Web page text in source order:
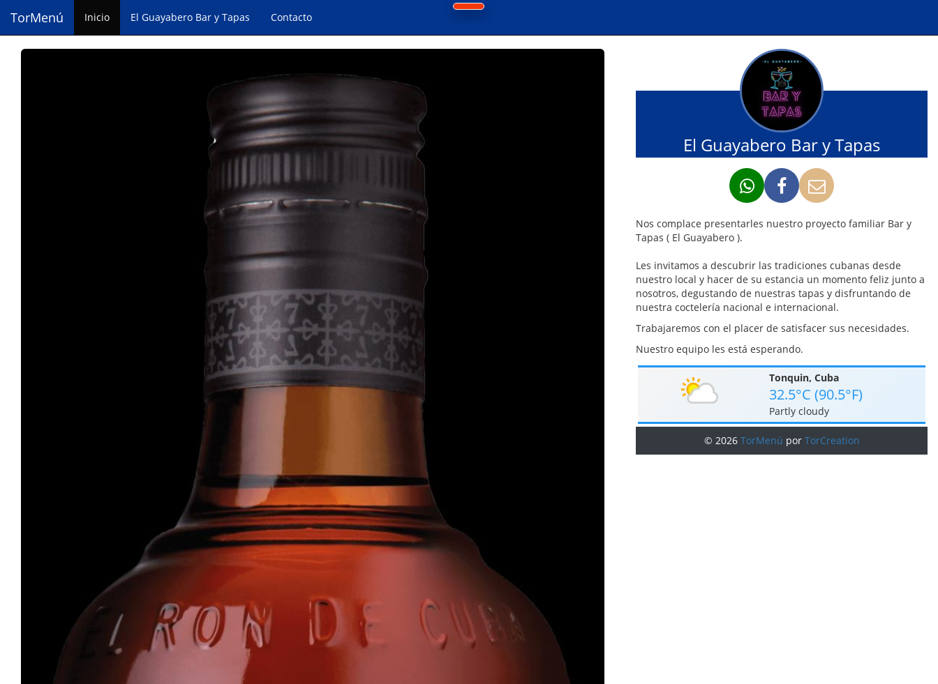
TorMenú Inicio El Guayabero Bar y Tapas Contacto
El Guayabero Bar y Tapas
Nos complace presentarles nuestro proyecto familiar Bar y
Tapas ( El Guayabero ).
Les invitamos a descubrir las tradiciones cubanas desde
nuestro local y hacer de su estancia un momento feliz junto a
nosotros, degustando de nuestras tapas y disfruntando de
nuestra coctelería nacional e internacional.
Trabajaremos con el placer de satisfacer sus necesidades.
Nuestro equipo les está esperando.
Tonquin, Cuba
32.5°C (90.5°F)
Partly cloudy
© 2026 TorMenú por TorCreation